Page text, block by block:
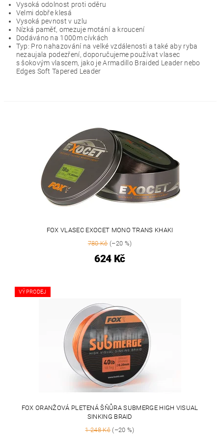
Vysoká odolnost proti oděru
Velmi dobře klesá
Vysoká pevnost v uzlu
Nízká paměť, omezuje motání a kroucení
Dodáváno na 1000m cívkách
Typ: Pro nahazování na velké vzdálenosti a také aby ryba
nezaujala podezření, doporučujeme používat vlasec
s šokovým vlascem, jako je Armadillo Braided Leader nebo
Edges Soft Tapered Leader
FOX VLASEC EXOCET MONO TRANS KHAKI
780 Kč(–20 %)
624 Kč
VÝPRODEJ
FOX ORANŽOVÁ PLETENÁ ŠŇŮRA SUBMERGE HIGH VISUAL
SINKING BRAID
1 248 Kč (–20 %)